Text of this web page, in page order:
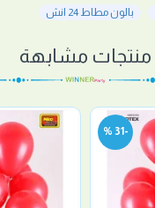
بالون مطاط 24 انش
منتجات مشابهة
-31 %